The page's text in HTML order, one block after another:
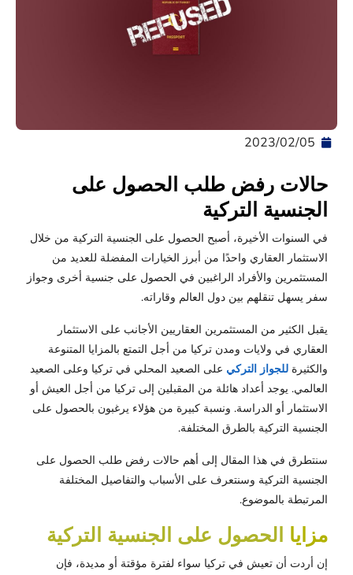
05‏/02‏/2023
حالات رفض طلب الحصول على
الجنسية التركية
في السنوات الأخيرة، أصبح الحصول على الجنسية التركية من خلال
الاستثمار العقاري واحدًا من أبرز الخيارات المفضلة للعديد من
المستثمرين والأفراد الراغبين في الحصول على جنسية أخرى وجواز
سفر يسهل تنقلهم بين دول العالم وقاراته.
يقبل الكثير من المستثمرين العقاريين الأجانب على الاستثمار
العقاري في ولايات ومدن تركيا من أجل التمتع بالمزايا المتنوعة
والكثيرة للجواز التركي على الصعيد المحلي في تركيا وعلى الصعيد
العالمي. يوجد أعداد هائلة من المقبلين إلى تركيا من أجل العيش أو
الاستثمار أو الدراسة. ونسبة كبيرة من هؤلاء يرغبون بالحصول على
الجنسية التركية بالطرق المختلفة.
سنتطرق في هذا المقال إلى أهم حالات رفض طلب الحصول على
الجنسية التركية وسنتعرف على الأسباب والتفاصيل المختلفة
المرتبطة بالموضوع.
مزايا الحصول على الجنسية التركية
إن أردت أن تعيش في تركيا سواء لفترة مؤقتة أو مديدة، فإن